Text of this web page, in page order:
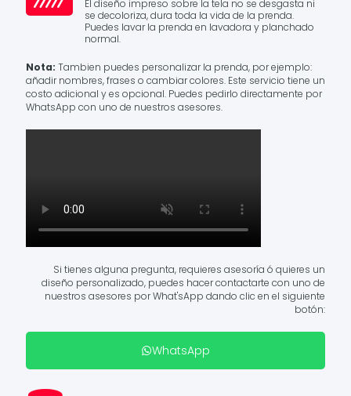
El diseño impreso sobre la tela no se desgasta ni
se decoloriza, dura toda la vida de la prenda.
Puedes lavar la prenda en lavadora y planchado
normal.
Nota: Tambien puedes personalizar la prenda, por ejemplo:
añadir nombres, frases o cambiar colores. Este servicio tiene un
costo adicional y es opcional. Puedes pedirlo directamente por
WhatsApp con uno de nuestros asesores.
Si tienes alguna pregunta, requieres asesoría ó quieres un
diseño personalizado, puedes hacer contactarte con uno de
nuestros asesores por What'sApp dando clic en el siguiente
botón:
WhatsApp